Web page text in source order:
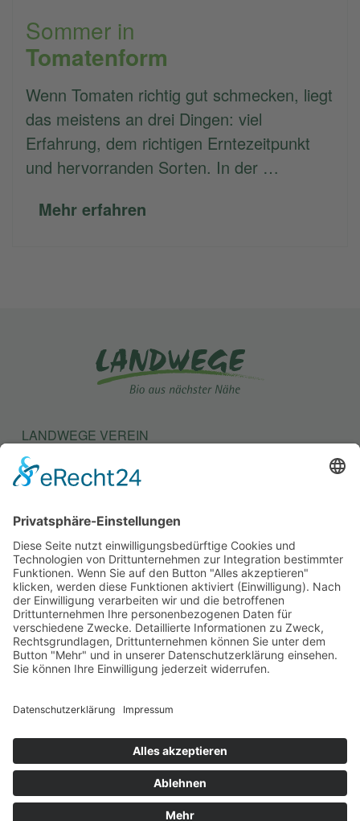
Sommer in
Tomatenform
Wenn Tomaten richtig gut schmecken, liegt
das meistens an drei Dingen: viel
Erfahrung, dem richtigen Erntezeitpunkt
und hervorranden Sorten. In der …
Mehr erfahren
LANDWEGE VEREIN
LANDWEGE STIFTUNG
SATZUNG
BEITRAGSORDNUNG
MITGLIEDSANTRAG
SITEMAP
IMPRESSUM
Jetzt Mitglied "Plus" werden